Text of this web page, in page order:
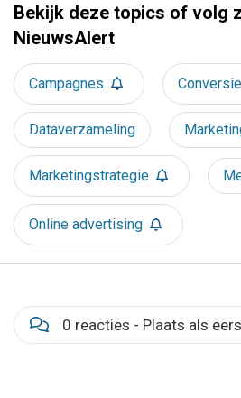
Bekijk deze topics of volg
NieuwsAlert
Campagnes Conversie
Dataverzameling
Marketingstrategie
Online advertising
0 reacties - Plaats als